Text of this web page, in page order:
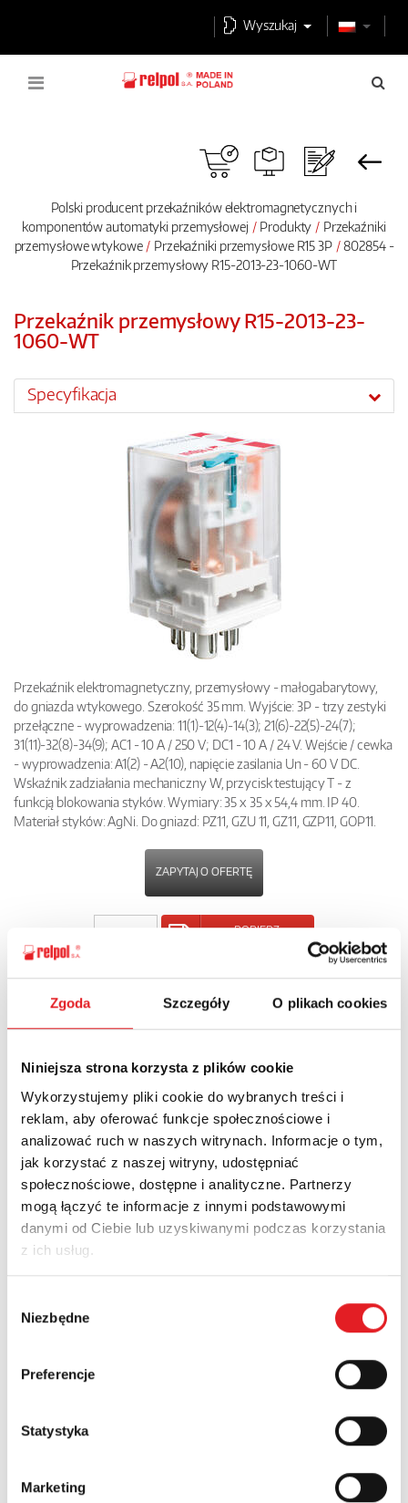
Zgoda Szczegóły O plikach cookies
Niniejsza strona korzysta z plików cookie
Wykorzystujemy pliki cookie do wybranych treści i
reklam, aby oferować funkcje społecznościowe i
analizować ruch w naszych witrynach. Informacje o tym,
jak korzystać z naszej witryny, udostępniać
społecznościowe, dostępne i analityczne. Partnerzy
mogą łączyć te informacje z innymi podstawowymi
danymi od Ciebie lub uzyskiwanymi podczas korzystania
z ich usług.
zgody
Niezbędne
Preferencje
Statystyka
Marketing
Wyszukaj
Polski producent przekaźników elektromagnetycznych i
komponentów automatyki przemysłowej
Produkty
Przekaźniki
przemysłowe wtykowe
Przekaźniki przemysłowe R15 3P
802854 -
Przekaźnik przemysłowy R15-2013-23-1060-WT
Przekaźnik przemysłowy R15-2013-23-
1060-WT
Specyfikacja
Przekaźnik elektromagnetyczny, przemysłowy - małogabarytowy,
do gniazda wtykowego. Szerokość 35 mm. Wyjście: 3P - trzy zestyki
przełączne - wyprowadzenia: 11(1)-12(4)-14(3); 21(6)-22(5)-24(7);
31(11)-32(8)-34(9); AC1 - 10 A / 250 V; DC1 - 10 A / 24 V. Wejście / cewka
- wyprowadzenia: A1(2) - A2(10), napięcie zasilania Un - 60 V DC.
Wskaźnik zadziałania mechaniczny W, przycisk testujący T - z
funkcją blokowania styków. Wymiary: 35 x 35 x 54,4 mm. IP 40.
Materiał styków: AgNi. Do gniazd: PZ11, GZU 11, GZ11, GZP11, GOP11.
ZAPYTAJ O OFERTĘ
POBIERZ
POWRÓT
Zapytaj o szczegóły oferty
Imię i nazwisko: *
Adres e-mail: *
Numer telefonu:
Województwo: